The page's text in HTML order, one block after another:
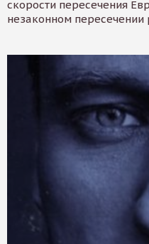
скорости пересечения
незаконном